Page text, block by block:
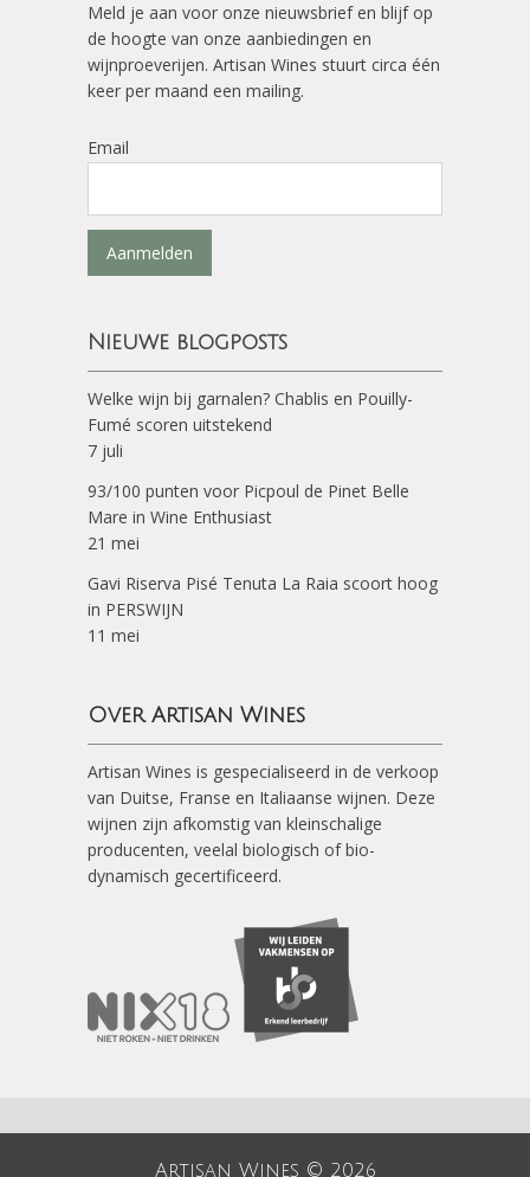
Meld je aan voor onze nieuwsbrief en blijf op
de hoogte van onze aanbiedingen en
wijnproeverijen. Artisan Wines stuurt circa één
keer per maand een mailing.
Email
Aanmelden
Nieuwe blogposts
Welke wijn bij garnalen? Chablis en Pouilly-
Fumé scoren uitstekend
7 juli
93/100 punten voor Picpoul de Pinet Belle
Mare in Wine Enthusiast
21 mei
Gavi Riserva Pisé Tenuta La Raia scoort hoog
in PERSWIJN
11 mei
Over Artisan Wines
Artisan Wines is gespecialiseerd in de verkoop
van Duitse, Franse en Italiaanse wijnen. Deze
wijnen zijn afkomstig van kleinschalige
producenten, veelal biologisch of bio-
dynamisch gecertificeerd.
Artisan Wines © 2026